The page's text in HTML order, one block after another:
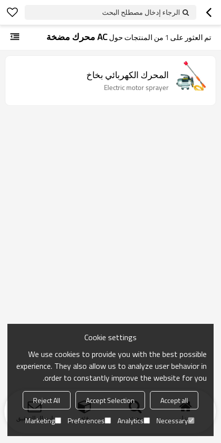
الرجاء إدخال مصطلح البحث
تم العثور على 1 من المنتجات حولAC محرك مضخة
المحرك الكهربائي بخاخ
Electric motor sprayer
منزل بحث فئة ارسال التحقيق
Cookie settings
We use cookies to provide you with the best possible
experience. They also allow us to analyze user behavior in
order to constantly improve the website for you.
Accept all
Accept Selection
Reject All
Necessary
Analytics
Preferences
Marketing